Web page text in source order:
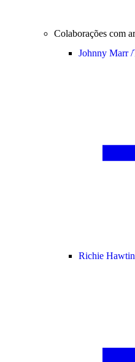
Colaborações com
Johnny Marr /
Richie